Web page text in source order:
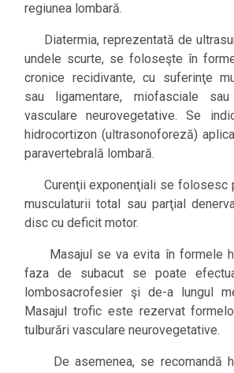
regiunea lombară.
Diatermia, reprezentată de
undele scurte, se foloseşte în
cronice recidivante, cu suferinţe
sau ligamentare, miofasciale
vasculare neurovegetative. Se
hidrocortizon (ultrasonoforeză)
paravertebrală lombară.
Curenţii exponenţiali se folosesc
musculaturii total sau parţial
disc cu deficit motor.
Masajul se va evita în formele
faza de subacut se poate
lombosacrofesier şi de-a lungul
Masajul trofic este rezervat
tulburări vasculare neurovegetative.
De asemenea, se recomandă